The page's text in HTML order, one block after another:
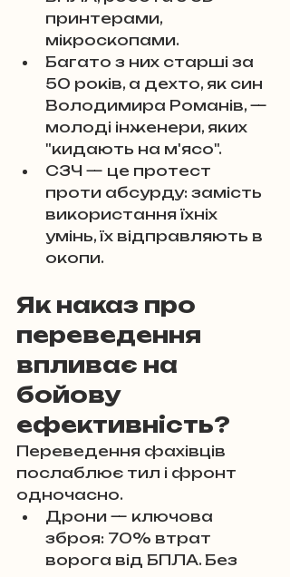
принтерами,
мікроскопами.
Багато з них старші за
50 років, а дехто, як син
Володимира Романів, —
молоді інженери, яких
"кидають на м'ясо".
СЗЧ — це протест
проти абсурду: замість
використання їхніх
умінь, їх відправляють в
окопи.
Як наказ про
переведення
впливає на
бойову
ефективність?
Переведення фахівців
послаблює тил і фронт
одночасно.
Дрони — ключова
зброя: 70% втрат
ворога від БПЛА. Без